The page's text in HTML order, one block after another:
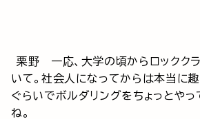
栗野 一応、大学の頃からロックク
いて。社会人になってからは本当に
ぐらいでボルダリングをちょっとや
ね。